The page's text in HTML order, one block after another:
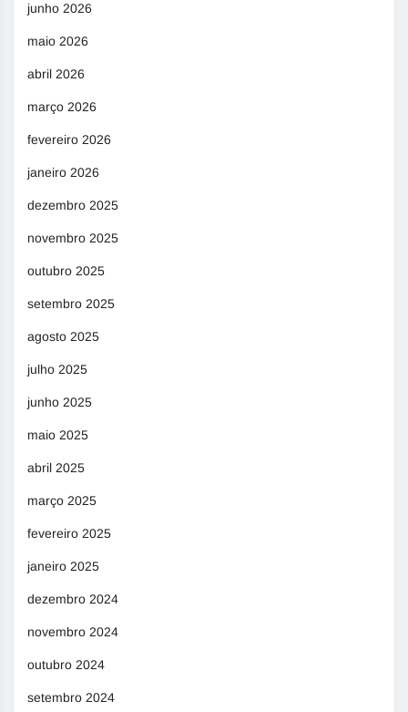
junho 2026
maio 2026
abril 2026
março 2026
fevereiro 2026
janeiro 2026
dezembro 2025
novembro 2025
outubro 2025
setembro 2025
agosto 2025
julho 2025
junho 2025
maio 2025
abril 2025
março 2025
fevereiro 2025
janeiro 2025
dezembro 2024
novembro 2024
outubro 2024
setembro 2024